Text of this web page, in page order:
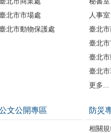
北市市場處
北市動物保護處
人事室
臺北
臺北
臺北
臺北
更多...
文公開專區 防災
相關規